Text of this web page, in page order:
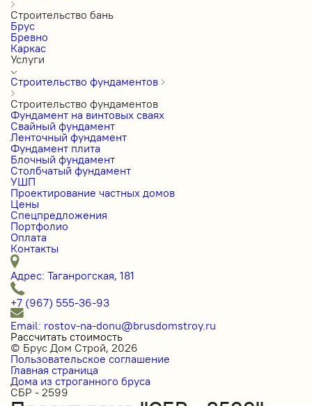
Строительство бань
Брус
Бревно
Каркас
Услуги
Строительство фундаментов
Строительство фундаментов
Фундамент на винтовых сваях
Свайный фундамент
Ленточный фундамент
Фундамент плита
Блочный фундамент
Столбчатый фундамент
УШП
Проектирование частных домов
Цены
Спецпредложения
Портфолио
Оплата
Контакты
Адрес: Таганрогская, 181
+7 (967) 555-36-93
Email: rostov-na-donu@brusdomstroy.ru
Рассчитать стоимость
© Брус Дом Строй, 2026
Пользовательское соглашение
Главная страница
Дома из строганного бруса
СБР - 2599